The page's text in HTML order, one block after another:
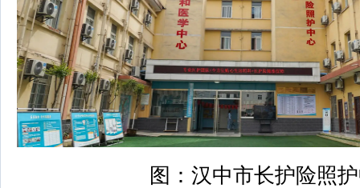
图：汉中市长护险照